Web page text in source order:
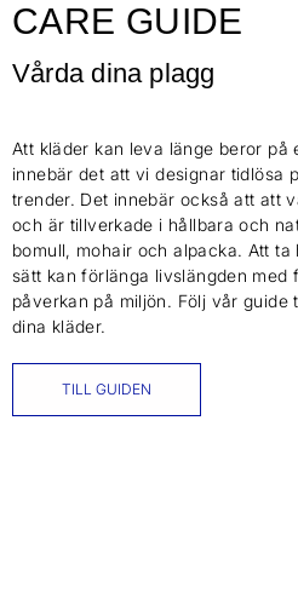
CARE GUIDE
Vårda dina plagg
Att kläder kan leva länge beror på
innebär det att vi designar tidlösa
trender. Det innebär också att att
och är tillverkade i hållbara och
bomull, mohair och alpacka. Att
sätt kan förlänga livslängden med
påverkan på miljön. Följ vår guide
dina kläder.
TILL GUIDEN